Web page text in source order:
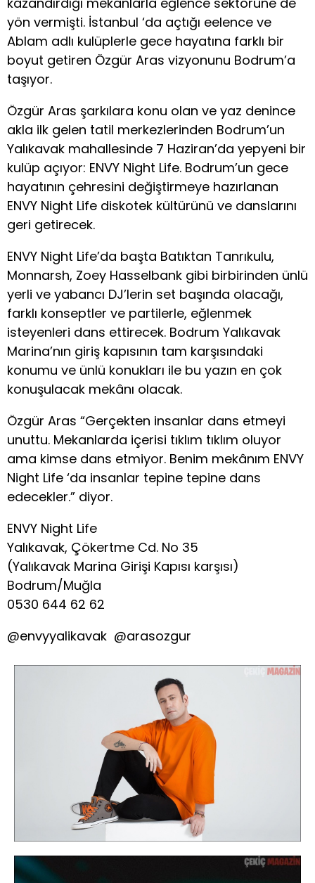
yön vermişti. İstanbul ‘da açtığı eelence ve
Ablam adlı kulüplerle gece hayatına farklı bir
boyut getiren Özgür Aras vizyonunu Bodrum’a
taşıyor.
Özgür Aras şarkılara konu olan ve yaz denince
akla ilk gelen tatil merkezlerinden Bodrum’un
Yalıkavak mahallesinde 7 Haziran’da yepyeni bir
kulüp açıyor: ENVY Night Life. Bodrum’un gece
hayatının çehresini değiştirmeye hazırlanan
ENVY Night Life diskotek kültürünü ve danslarını
geri getirecek.
ENVY Night Life’da başta Batıktan Tanrıkulu,
Monnarsh, Zoey Hasselbank gibi birbirinden ünlü
yerli ve yabancı DJ’lerin set başında olacağı,
farklı konseptler ve partilerle, eğlenmek
isteyenleri dans ettirecek. Bodrum Yalıkavak
Marina’nın giriş kapısının tam karşısındaki
konumu ve ünlü konukları ile bu yazın en çok
konuşulacak mekânı olacak.
Özgür Aras “Gerçekten insanlar dans etmeyi
unuttu. Mekanlarda içerisi tıklım tıklım oluyor
ama kimse dans etmiyor. Benim mekânım ENVY
Night Life ‘da insanlar tepine tepine dans
edecekler.” diyor.
ENVY Night Life
Yalıkavak, Çökertme Cd. No 35
(Yalıkavak Marina Girişi Kapısı karşısı)
Bodrum/Muğla
0530 644 62 62
@envyyalikavak @arasozgur